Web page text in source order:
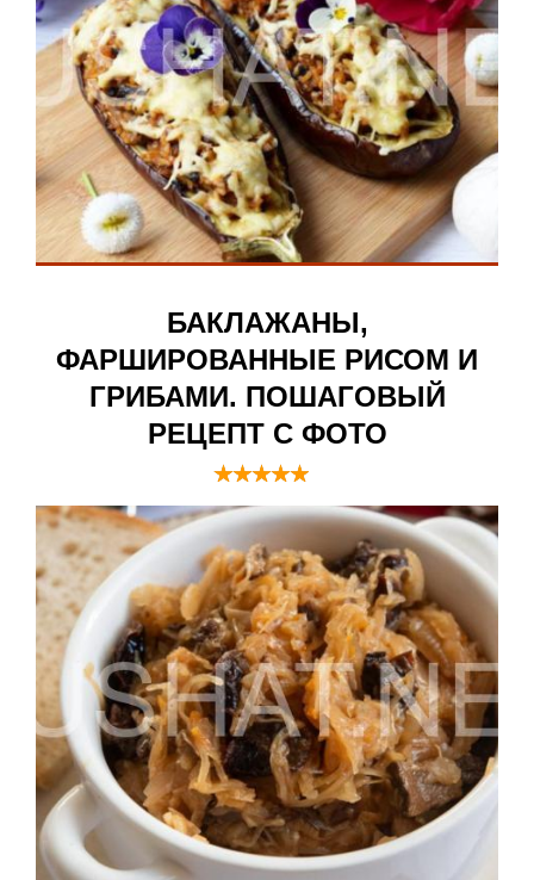
БАКЛАЖАНЫ,
ФАРШИРОВАННЫЕ РИСОМ И
ГРИБАМИ. ПОШАГОВЫЙ
РЕЦЕПТ С ФОТО